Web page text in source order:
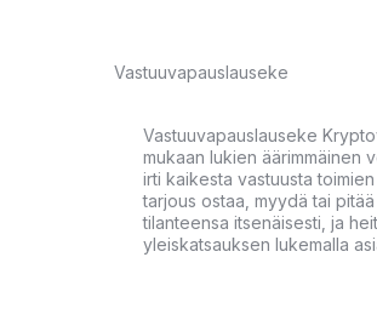
Vastuuvapauslauseke
Vastuuvapauslauseke
mukaan lukien äärimmäinen
irti kaikesta vastuusta
tarjous ostaa, myydä tai
tilanteensa itsenäisesti, ja
yleiskatsauksen lukemalla